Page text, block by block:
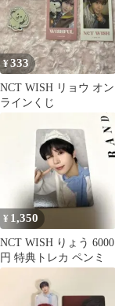
¥333
NCT WISH リョウ オン
ラインくじ
¥ 1,350
NCT WISH りょう 6000
円 特典トレカ ペンミ